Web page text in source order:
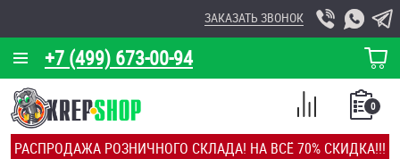
РАСПРОДАЖА РОЗНИЧНОГО СКЛАДА! НА ВСЁ 70% СКИДКА!!!
+7 (499) 673-00-94
ЗАКАЗАТЬ ЗВОНОК
КОРЗИНА
О КОМПАНИИ
КАЛЬКУЛЯТОР
0
СПИСОК
СРАВНЕНИЕ